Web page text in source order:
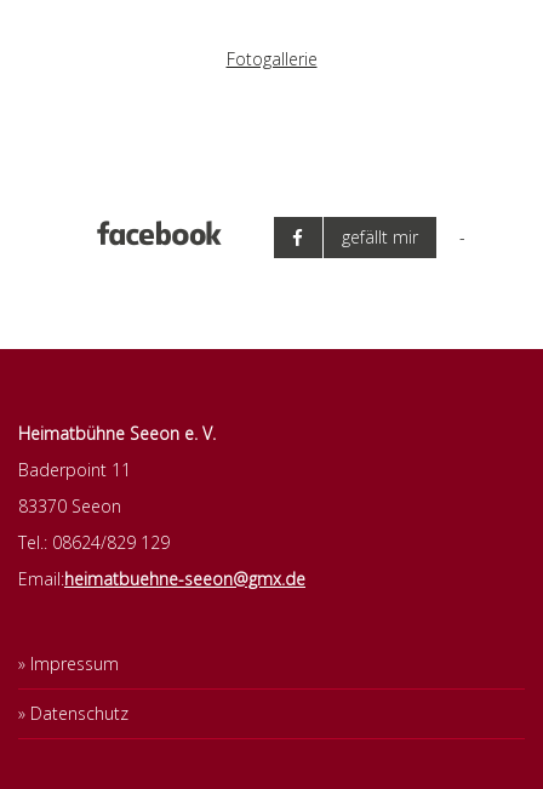
Fotogallerie
gefällt mir -
Heimatbühne Seeon e. V.
Baderpoint 11
83370 Seeon
Tel.: 08624/829 129
Email:heimatbuehne-seeon@gmx.de
Impressum
Datenschutz